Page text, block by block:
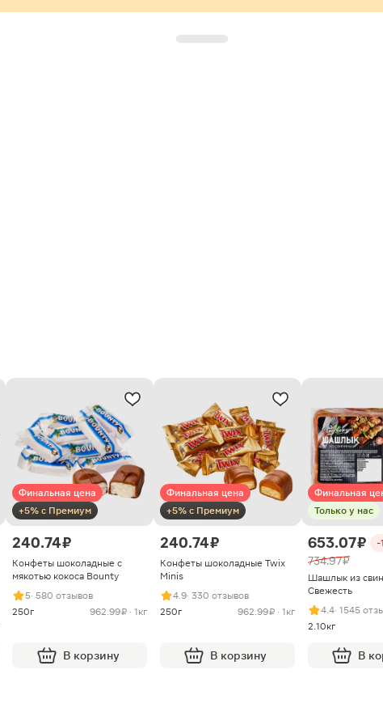
Финальная цена
+5% с Премиум
240.74 ₽
Конфеты шоколадные с
мякотью кокоса Bounty
5· 580 отзывов
250г
962.99 ₽ · 1кг
В корзину
Финальная цена
+5% с Премиум
240.74 ₽
Конфеты шоколадные Twix
Minis
4.9· 330 отзывов
250г
962.99 ₽ · 1кг
В корзину
Финальная
Только у нас
653.07 ₽ -
734.97 ₽
Шашлык из
Свежесть
4.4· 1545
2.10кг
В